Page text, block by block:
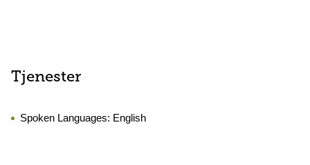
Tjenester
Spoken Languages: English